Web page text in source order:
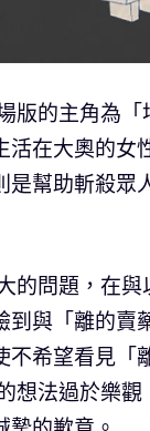
版的主角為
活在大奧的女
是幫助斬殺
的問題，在
到與「離的賣
不希望看見「
想法過於樂